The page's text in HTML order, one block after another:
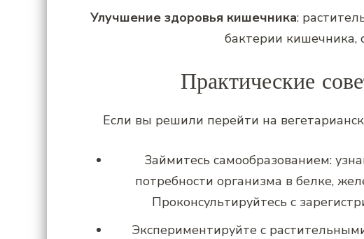
Улучшение здоровья кишечника:
бактерии кишечника,
Практические
Если вы решили перейти на
Займитесь самообразованием:
потребности организма в белке,
Проконсультируйтесь с
Экспериментируйте с